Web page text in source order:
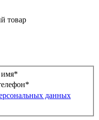
товар
*
*
данных